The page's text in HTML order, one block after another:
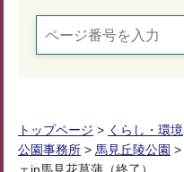
トップページ > くらし・環境
公園事務所 > 馬見丘陵公園 >